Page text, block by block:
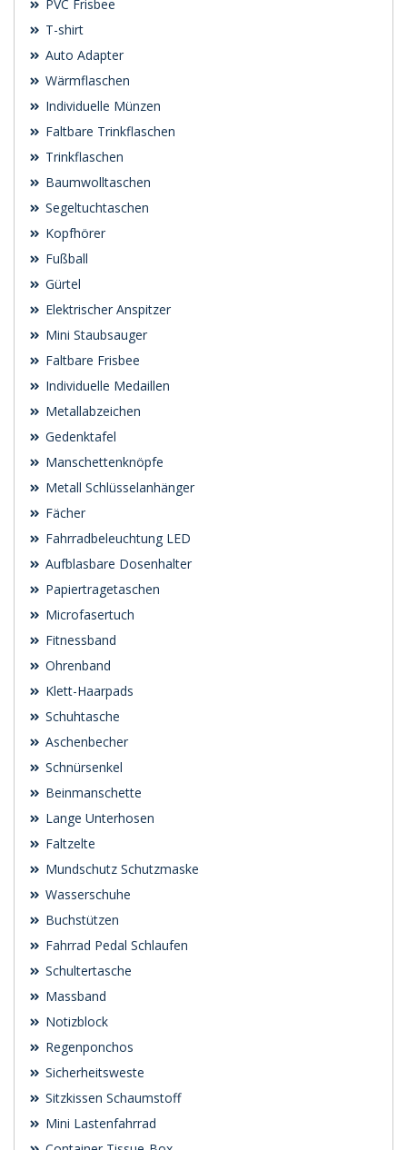
PVC Frisbee
T-shirt
Auto Adapter
Wärmflaschen
Individuelle Münzen
Faltbare Trinkflaschen
Trinkflaschen
Baumwolltaschen
Segeltuchtaschen
Kopfhörer
Fußball
Gürtel
Elektrischer Anspitzer
Mini Staubsauger
Faltbare Frisbee
Individuelle Medaillen
Metallabzeichen
Gedenktafel
Manschettenknöpfe
Metall Schlüsselanhänger
Fächer
Fahrradbeleuchtung LED
Aufblasbare Dosenhalter
Papiertragetaschen
Microfasertuch
Fitnessband
Ohrenband
Klett-Haarpads
Schuhtasche
Aschenbecher
Schnürsenkel
Beinmanschette
Lange Unterhosen
Faltzelte
Mundschutz Schutzmaske
Wasserschuhe
Buchstützen
Fahrrad Pedal Schlaufen
Schultertasche
Massband
Notizblock
Regenponchos
Sicherheitsweste
Sitzkissen Schaumstoff
Mini Lastenfahrrad